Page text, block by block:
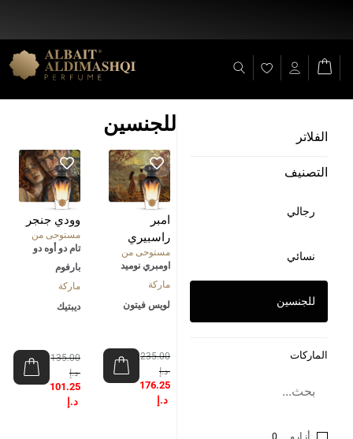
الفلاتر
التصنيف
رجالي
نسائي
للجنسين
الماركات
أزارو 0
للجنسين
امبر
راسبيري
مستوحى من
اومبري نوميد
ماركة
لويس فيتون
235.00
د.إ
176.25
د.إ
وودي جنجر
مستوحى من
تام دو أوه دو
بارفوم
ماركة
ديبتيك
135.00
د.إ
101.25
د.إ